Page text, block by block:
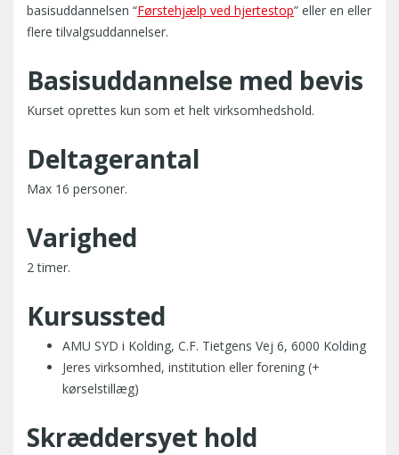
basisuddannelsen “Førstehjælp ved hjertestop” eller en eller
flere tilvalgsuddannelser.
Basisuddannelse med bevis
Kurset oprettes kun som et helt virksomhedshold.
Deltagerantal
Max 16 personer.
Varighed
2 timer.
Kursussted
AMU SYD i Kolding, C.F. Tietgens Vej 6, 6000 Kolding
Jeres virksomhed, institution eller forening (+
kørselstillæg)
Skræddersyet hold